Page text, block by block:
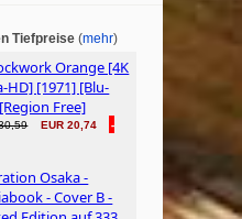
Tiefpreise (mehr)